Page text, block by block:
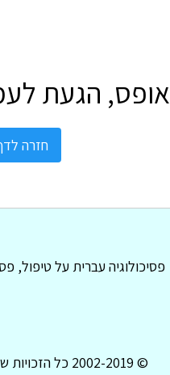
אופס, הגעת
חזרה
פסיכולוגיה עברית על טיפול,
© 2002-2019 כל הזכויות שמורות לפסיכולוגיה עברית